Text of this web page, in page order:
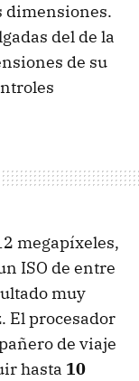
dimensiones.
del de la
de su
megapíxeles,
ISO de entre
muy
El procesador
de viaje
hasta 10